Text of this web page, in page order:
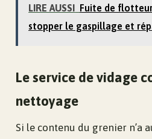
LIRE AUSSI
Fuite de
stopper le gaspillage et
Le service de vidage
nettoyage
Si le contenu du grenier n’a